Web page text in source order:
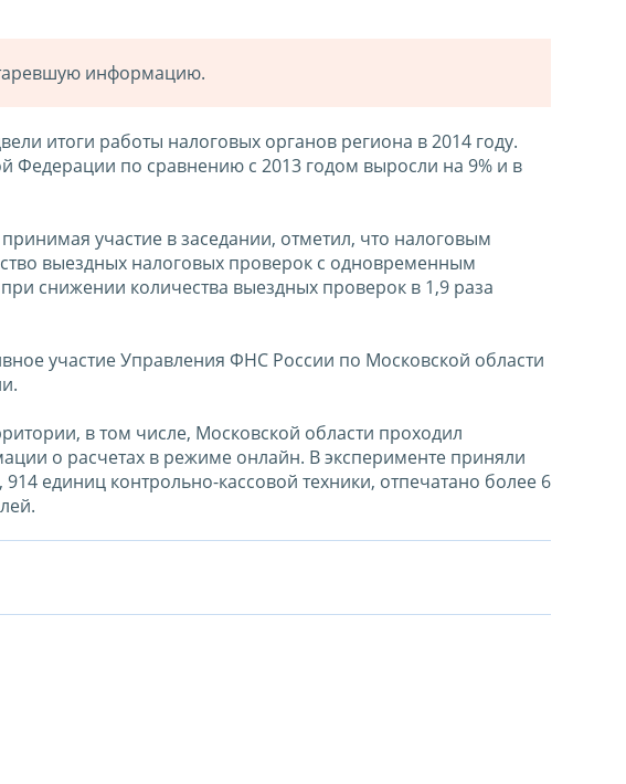
информацию.
итоги работы налоговых органов региона в 2014 году.
Федерации по сравнению с 2013 годом выросли на 9% и в
принимая участие в заседании, отметил, что налоговым
выездных налоговых проверок с одновременным
снижении количества выездных проверок в 1,9 раза
участие Управления ФНС России по Московской области
в том числе, Московской области проходил
о расчетах в режиме онлайн. В эксперименте приняли
единиц контрольно-кассовой техники, отпечатано более 6